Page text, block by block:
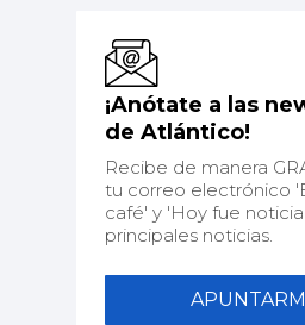
¡Anótate a las
de Atlántico!
Recibe de manera
tu correo electrónico
café' y 'Hoy fue
principales noticias.